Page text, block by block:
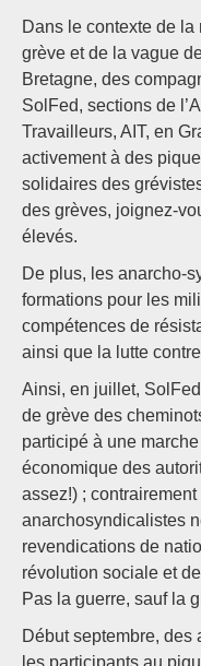
Dans le contexte de
grève et de la vague
Bretagne, des
SolFed, sections de
Travailleurs, AIT, en
activement à des
solidaires des
des grèves, joignez-
élevés.
De plus, les anarcho-
formations pour les
compétences de
ainsi que la lutte
Ainsi, en juillet,
de grève des
participé à une
économique des
assez!) ;
anarchosyndicalistes
revendications de
révolution sociale et
Pas la guerre, sauf la
Début septembre, des
les participants au